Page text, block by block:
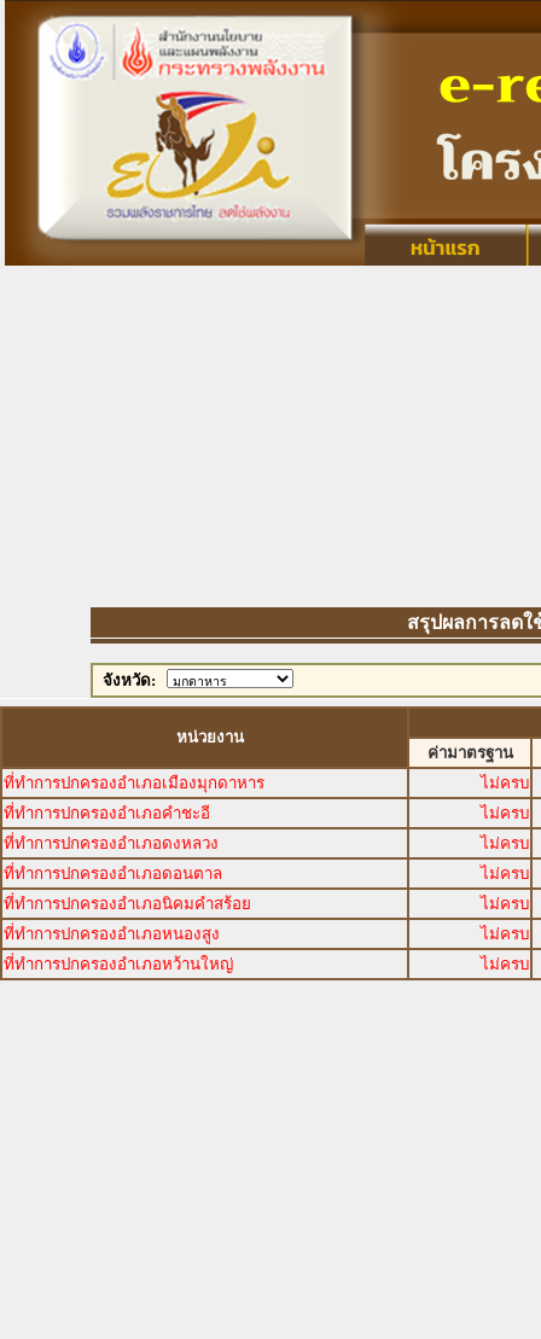
สรุปผลการลดใช้
จังหวัด:
หน่วยงาน
ค่ามาตรฐาน
ที่ทำการปกครองอำเภอเมืองมุกดาหาร
ไม่ครบ
ที่ทำการปกครองอำเภอคำชะอี
ไม่ครบ
ที่ทำการปกครองอำเภอดงหลวง
ไม่ครบ
ที่ทำการปกครองอำเภอดอนตาล
ไม่ครบ
ที่ทำการปกครองอำเภอนิคมคำสร้อย
ไม่ครบ
ที่ทำการปกครองอำเภอหนองสูง
ไม่ครบ
ที่ทำการปกครองอำเภอหว้านใหญ่
ไม่ครบ